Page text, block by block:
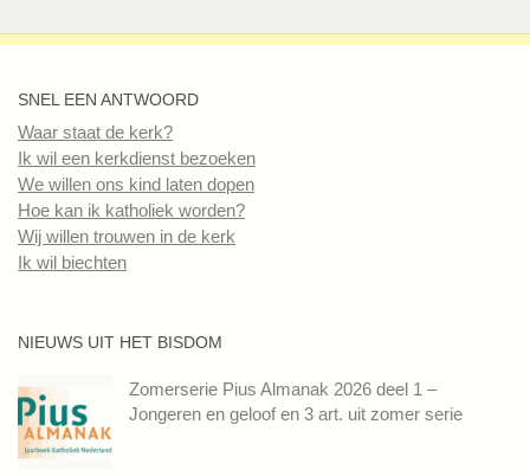
SNEL EEN ANTWOORD
Waar staat de kerk?
Ik wil een kerkdienst bezoeken
We willen ons kind laten dopen
Hoe kan ik katholiek worden?
Wij willen trouwen in de kerk
Ik wil biechten
NIEUWS UIT HET BISDOM
Zomerserie Pius Almanak 2026 deel 1 –
Jongeren en geloof en 3 art. uit zomer serie